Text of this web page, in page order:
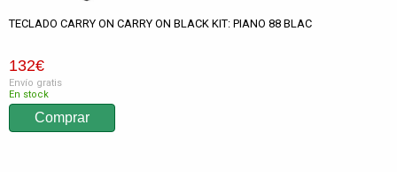
TECLADO CARRY ON CARRY ON BLACK KIT: PIANO 88 BLAC
132€
Envío gratis
En stock